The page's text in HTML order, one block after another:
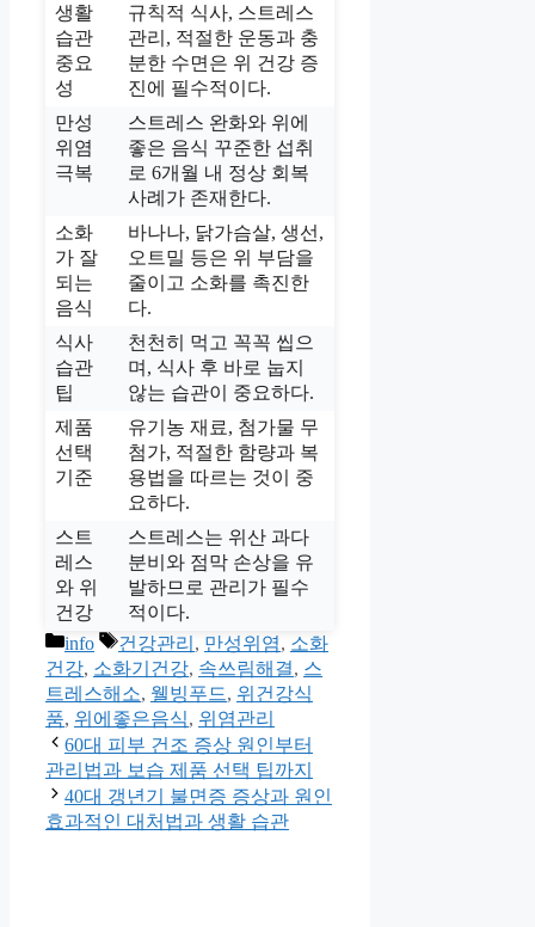
생활
습관
중요
성
규칙적 식사, 스트레스
관리, 적절한 운동과 충
분한 수면은 위 건강 증
진에 필수적이다.
만성
위염
극복
스트레스 완화와 위에
좋은 음식 꾸준한 섭취
로 6개월 내 정상 회복
사례가 존재한다.
소화
가 잘
되는
음식
바나나, 닭가슴살, 생선,
오트밀 등은 위 부담을
줄이고 소화를 촉진한
다.
식사
습관
팁
천천히 먹고 꼭꼭 씹으
며, 식사 후 바로 눕지
않는 습관이 중요하다.
제품
선택
기준
유기농 재료, 첨가물 무
첨가, 적절한 함량과 복
용법을 따르는 것이 중
요하다.
스트
레스
와 위
건강
스트레스는 위산 과다
분비와 점막 손상을 유
발하므로 관리가 필수
적이다.
카
테
고
리
info
태
그
건강관리 , 만성위염, 소화
건강, 소화기건강, 속쓰림해결, 스
트레스해소, 웰빙푸드, 위건강식
품, 위에좋은음식, 위염관리
60대 피부 건조 증상 원인부터
관리법과 보습 제품 선택 팁까지
40대 갱년기 불면증 증상과 원인
효과적인 대처법과 생활 습관